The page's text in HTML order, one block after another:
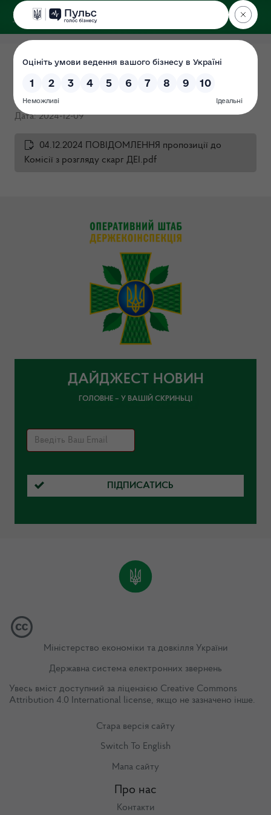
ДЕРЖЕКОІНСПЕКЦІЯ
ПОВІДОМЛЕННЯ пропозиції
до Комісії з розгляду скарг
Дата: 2024-12-09
04.12.2024 ПОВІДОМЛЕННЯ пропозиції до
Комісії з розгляду скарг ДЕІ.pdf
ДАЙДЖЕСТ НОВИН
ГОЛОВНЕ – У ВАШІЙ СКРИНЬЦІ
ПІДПИСАТИСЬ
Міністерство економіки та довкілля України
Державна система електронних звернень
Увесь вміст доступний за ліцензією Creative Commons
Attribution 4.0 International license, якщо не зазначено інше.
Стара версія сайту
Switch To English
Мапа сайту
Про нас
Контакти